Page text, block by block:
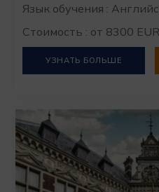
Язык обучения :
Стоимость : от 8300
УЗНАТЬ БОЛЬШЕ